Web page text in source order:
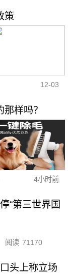
策
12-03
样吗？
4小时前
“第三世界国
阅读 71170
头上称立场